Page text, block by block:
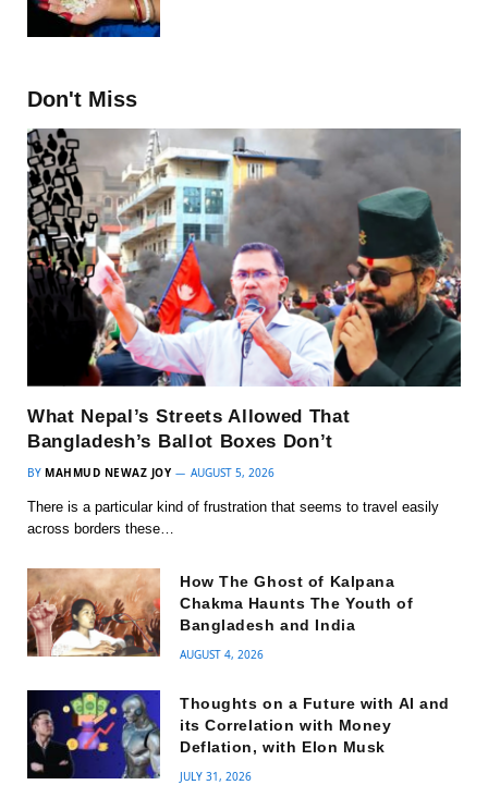
Don't Miss
What Nepal’s Streets Allowed That
Bangladesh’s Ballot Boxes Don’t
BY MAHMUD NEWAZ JOY AUGUST 5, 2026
There is a particular kind of frustration that seems to travel easily
across borders these…
How The Ghost of Kalpana
Chakma Haunts The Youth of
Bangladesh and India
AUGUST 4, 2026
Thoughts on a Future with AI and
its Correlation with Money
Deflation, with Elon Musk
JULY 31, 2026